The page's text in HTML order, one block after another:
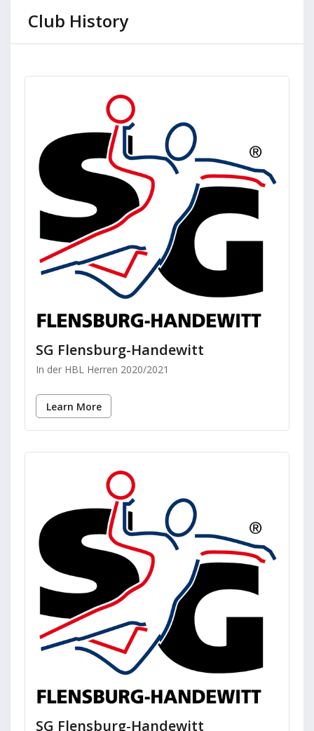
Club History
SG Flensburg-Handewitt
In der HBL Herren 2020/2021
Learn More
SG Flensburg-Handewitt